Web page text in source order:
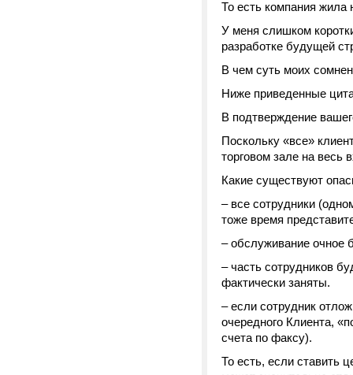
То есть компания жила
У меня слишком
разработке будущей
В чем суть моих
Ниже приведенные
В подтверждение
Поскольку «все»
торговом зале на весь
Какие существуют
– все сотрудники
тоже время
– обслуживание очное
– часть сотрудников
фактически заняты.
– если сотрудник
очередного Клиента,
счета по факсу).
То есть, если ставить